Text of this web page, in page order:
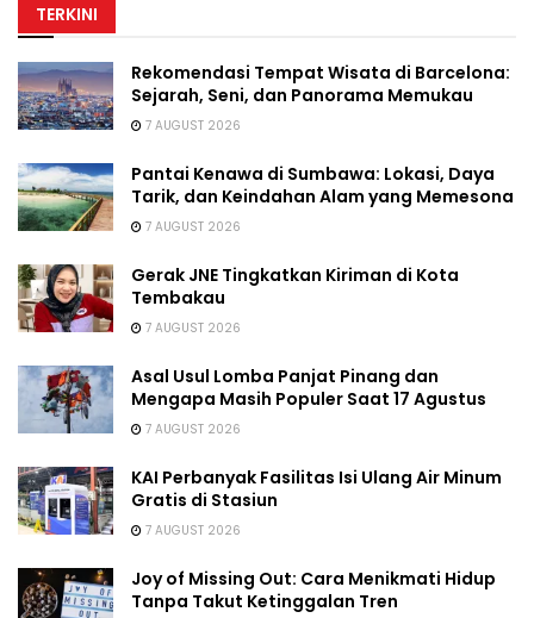
TERKINI
Rekomendasi Tempat Wisata di Barcelona:
Sejarah, Seni, dan Panorama Memukau
7 AUGUST 2026
Pantai Kenawa di Sumbawa: Lokasi, Daya
Tarik, dan Keindahan Alam yang Memesona
7 AUGUST 2026
Gerak JNE Tingkatkan Kiriman di Kota
Tembakau
7 AUGUST 2026
Asal Usul Lomba Panjat Pinang dan
Mengapa Masih Populer Saat 17 Agustus
7 AUGUST 2026
KAI Perbanyak Fasilitas Isi Ulang Air Minum
Gratis di Stasiun
7 AUGUST 2026
Joy of Missing Out: Cara Menikmati Hidup
Tanpa Takut Ketinggalan Tren